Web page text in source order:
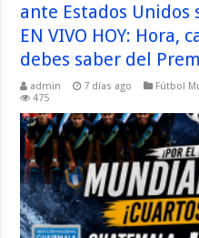
ante Estados
EN VIVO HOY: Hora,
debes saber del
admin 7 días ago Fútbol
475